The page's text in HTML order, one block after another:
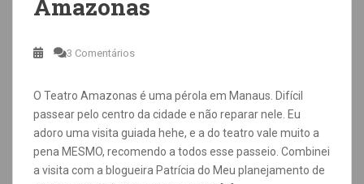
Amazonas
3 Comentários
O Teatro Amazonas é uma pérola em Manaus. Difícil
passear pelo centro da cidade e não reparar nele. Eu
adoro uma visita guiada hehe, e a do teatro vale muito a
pena MESMO, recomendo a todos esse passeio. Combinei
a visita com a blogueira Patrícia do Meu planejamento de